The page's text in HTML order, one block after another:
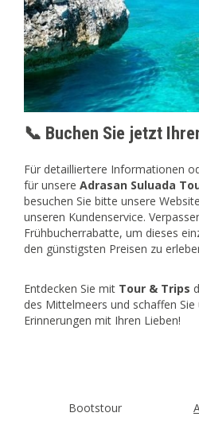
📞 Buchen Sie jetzt
Für detailliertere Informationen
für unsere Adrasan Suluada
besuchen Sie bitte unsere
unseren Kundenservice.
Frühbucherrabatte, um dieses
den günstigsten Preisen zu
Entdecken Sie mit Tour & Trips
des Mittelmeers und schaffen Sie
Erinnerungen mit Ihren Lieben!
Bootstour